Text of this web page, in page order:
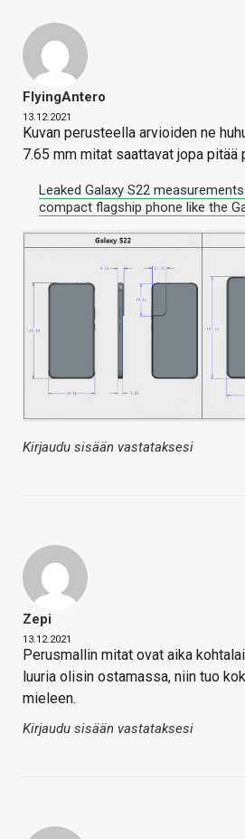
FlyingAntero
13.12.2021
Kuvan perusteella arvioiden ne
7.65 mm mitat saattavat jopa pitää
Leaked Galaxy S22
compact flagship phone like the
Kirjaudu sisään vastataksesi
Zepi
13.12.2021
Perusmallin mitat ovat aika
luuria olisin ostamassa, niin tuo
mieleen.
Kirjaudu sisään vastataksesi